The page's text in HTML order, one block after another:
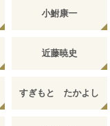
小鮒康一
近藤暁史
すぎもと たかよし